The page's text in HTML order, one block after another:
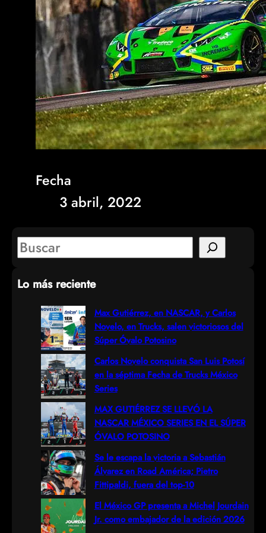
Fecha
3 abril, 2022
S
a
Lo más reciente
Max Gutiérrez, en NASCAR, y Carlos
Novelo, en Trucks, salen victoriosos del
Súper Óvalo Potosino
Carlos Novelo conquista San Luis Potosí
en la séptima Fecha de Trucks México
Series
MAX GUTIÉRREZ SE LLEVÓ LA
NASCAR MÉXICO SERIES EN EL SÚPER
ÓVALO POTOSINO
Se le escapa la victoria a Sebastián
Álvarez en Road América; Pietro
Fittipaldi, fuera del top-10
El México GP presenta a Michel Jourdain
Jr. como embajador de la edición 2026